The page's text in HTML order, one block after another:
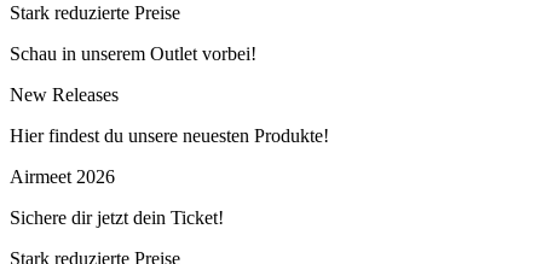
Stark reduzierte Preise
Schau in unserem Outlet vorbei!
New Releases
Hier findest du unsere neuesten Produkte!
Airmeet 2026
Sichere dir jetzt dein Ticket!
Stark reduzierte Preise